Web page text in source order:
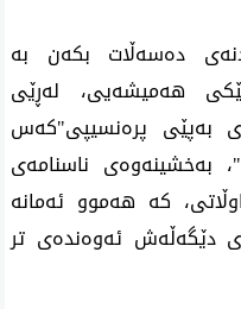
دەسەڵات بكەن بە
هەمیشەیی، لەڕێی
بەپێی پرەنسیپی"كەس
بەخشینەوەی ناسنامەی
كە هەموو ئەمانە
دێگەڵەش ئەوەندەی تر